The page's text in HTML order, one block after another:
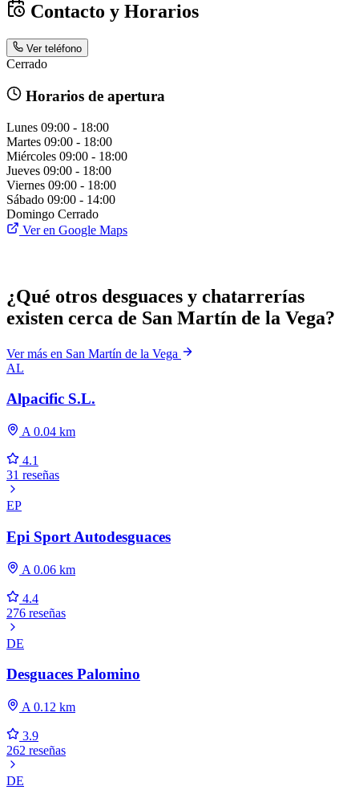
Contacto y Horarios
Ver teléfono
Cerrado
Horarios de apertura
Lunes 09:00 - 18:00
Martes 09:00 - 18:00
Miércoles 09:00 - 18:00
Jueves 09:00 - 18:00
Viernes 09:00 - 18:00
Sábado 09:00 - 14:00
Domingo Cerrado
Ver en Google Maps
¿Qué otros desguaces y chatarrerías
existen cerca de San Martín de la Vega?
Ver más en San Martín de la Vega
AL
Alpacific S.L.
A 0.04 km
4.1
31 reseñas
EP
Epi Sport Autodesguaces
A 0.06 km
4.4
276 reseñas
DE
Desguaces Palomino
A 0.12 km
3.9
262 reseñas
DE